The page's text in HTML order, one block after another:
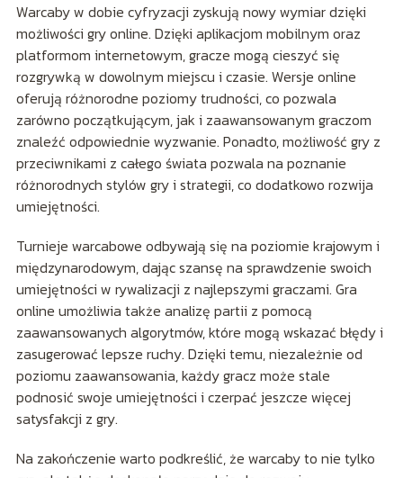
Warcaby w dobie cyfryzacji zyskują nowy wymiar dzięki
możliwości gry online. Dzięki aplikacjom mobilnym oraz
platformom internetowym, gracze mogą cieszyć się
rozgrywką w dowolnym miejscu i czasie. Wersje online
oferują różnorodne poziomy trudności, co pozwala
zarówno początkującym, jak i zaawansowanym graczom
znaleźć odpowiednie wyzwanie. Ponadto, możliwość gry z
przeciwnikami z całego świata pozwala na poznanie
różnorodnych stylów gry i strategii, co dodatkowo rozwija
umiejętności.
Turnieje warcabowe odbywają się na poziomie krajowym i
międzynarodowym, dając szansę na sprawdzenie swoich
umiejętności w rywalizacji z najlepszymi graczami. Gra
online umożliwia także analizę partii z pomocą
zaawansowanych algorytmów, które mogą wskazać błędy i
zasugerować lepsze ruchy. Dzięki temu, niezależnie od
poziomu zaawansowania, każdy gracz może stale
podnosić swoje umiejętności i czerpać jeszcze więcej
satysfakcji z gry.
Na zakończenie warto podkreślić, że warcaby to nie tylko